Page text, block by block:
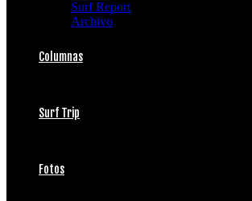
Surf Report
Archivo
Columnas
Surf Trip
Fotos